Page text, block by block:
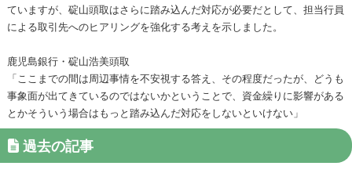
ていますが、碇山頭取はさらに踏み込んだ対応が必要だとして、担当行員
による取引先へのヒアリングを強化する考えを示しました。
鹿児島銀行・碇山浩美頭取
「ここまでの間は周辺事情を不安視する答え、その程度だったが、どうも
事象面が出てきているのではないかということで、資金繰りに影響がある
とかそういう場合はもっと踏み込んだ対応をしないといけない」
過去の記事